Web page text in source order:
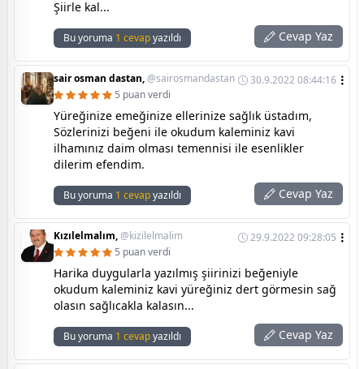
Şiirle kal...
Bu yoruma 1 cevapyazıldı Cevap Yaz
sair osman dastan,@sairosmandastan
30.9.2022 08:44:16
5 puan verdi
Yüreğinize emeğinize ellerinize sağlık üstadım,
Sözlerinizi beğeni ile okudum kaleminiz kavi
ilhamınız daim olması temennisi ile esenlikler
dilerim efendim.
Bu yoruma 1 cevapyazıldı Cevap Yaz
Kızılelmalım,@kizilelmalim
29.9.2022 09:28:05
5 puan verdi
Harika duygularla yazılmış şiirinizi beğeniyle
okudum kaleminiz kavi yüreğiniz dert görmesin sağ
olasın sağlıcakla kalasın...
Bu yoruma 1 cevapyazıldı Cevap Yaz